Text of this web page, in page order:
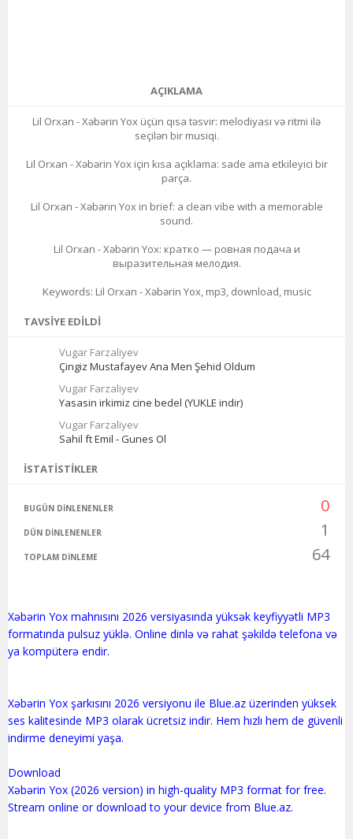
AÇIKLAMA
Lil Orxan - Xəbərin Yox üçün qısa təsvir: melodiyası və ritmi ilə
seçilən bir musiqi.
Lil Orxan - Xəbərin Yox için kısa açıklama: sade ama etkileyici bir
parça.
Lil Orxan - Xəbərin Yox in brief: a clean vibe with a memorable
sound.
Lil Orxan - Xəbərin Yox: кратко — ровная подача и
выразительная мелодия.
Keywords: Lil Orxan - Xəbərin Yox, mp3, download, music
TAVSIYE EDILDI
Vugar Farzaliyev
Çingiz Mustafayev Ana Men Şehid Oldum
Vugar Farzaliyev
Yasasin irkimiz cine bedel (YUKLE indir)
Vugar Farzaliyev
Sahil ft Emil - Gunes Ol
İSTATISTIKLER
BUGÜN DINLENENLER 0
DÜN DINLENENLER 1
TOPLAM DINLEME 64
Xəbərin Yox mahnısını 2026 versiyasında yüksək keyfiyyətli MP3
formatında pulsuz yüklə. Online dinlə və rahat şəkildə telefona və
ya kompüterə endir.
Xəbərin Yox şarkısını 2026 versiyonu ile Blue.az üzerinden yüksek
ses kalitesinde MP3 olarak ücretsiz indir. Hem hızlı hem de güvenli
indirme deneyimi yaşa.
Download
Xəbərin Yox (2026 version) in high-quality MP3 format for free.
Stream online or download to your device from Blue.az.